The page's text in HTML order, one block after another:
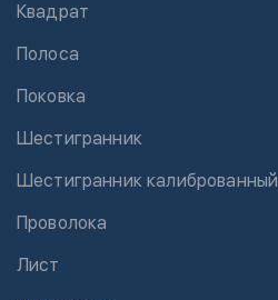
Квадрат
Полоса
Поковка
Шестигранник
Шестигранник калиброванный
Проволока
Лист